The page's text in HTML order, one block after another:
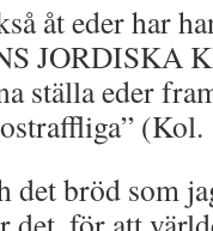
åt eder har
JORDISKA
ställa eder
(Kol.
det bröd som